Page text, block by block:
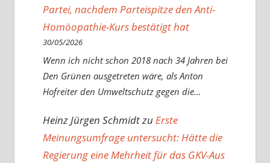
Partei, nachdem Parteispitze den Anti-
Homöopathie-Kurs bestätigt hat
30/05/2026
Wenn ich nicht schon 2018 nach 34 Jahren bei
Den Grünen ausgetreten wäre, als Anton
Hofreiter den Umweltschutz gegen die…
Heinz Jürgen SchmidtzuErste
Meinungsumfrage untersucht: Hätte die
Regierung eine Mehrheit für das GKV-Aus